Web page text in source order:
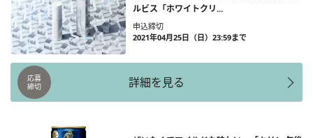
ルビス「ホワイトクリ...
申込締切
2021年04月25日（日）23:59まで
詳細を見る
応募
締切